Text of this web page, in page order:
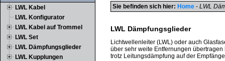
LWL Kabel
LWL Konfigurator
LWL Kabel auf Trommel
LWL Set
LWL Dämpfungsglieder
LWL Kupplungen
Sie befinden sich hier: Home - LWL
LWL Dämpfungsglieder
Lichtwellenleiter (LWL) oder auch
über sehr weite Entfernungen
trotz Leitungsdämpfung auf der